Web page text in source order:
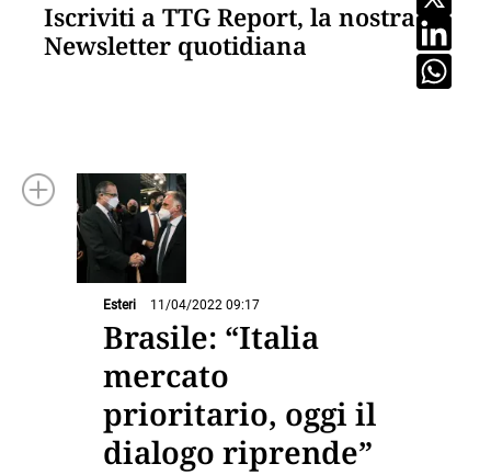
Iscriviti a TTG Report, la nostra
Newsletter quotidiana
Esteri 11/04/2022 09:17
Brasile: “Italia
mercato
prioritario, oggi il
dialogo riprende”